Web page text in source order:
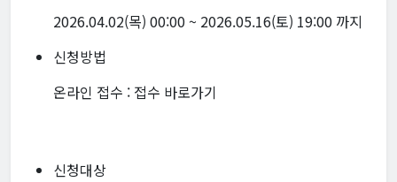
2026.04.02(목) 00:00 ~ 2026.05.16(토) 19:00 까지
신청방법
온라인 접수 : 접수 바로가기
신청대상